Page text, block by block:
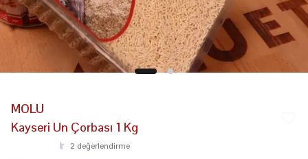
MOLU
Kayseri Un Çorbası 1 Kg
2 değerlendirme